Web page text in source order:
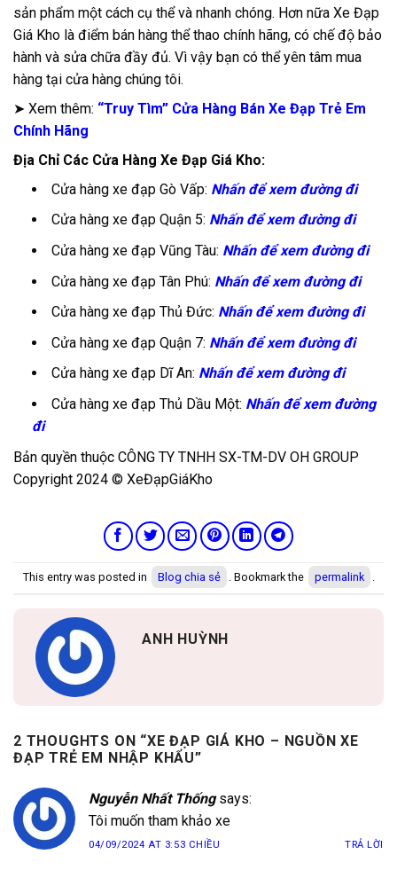
sản phẩm một cách cụ thể và nhanh chóng. Hơn nữa Xe Đạp
Giá Kho là điểm bán hàng thể thao chính hãng, có chế độ bảo
hành và sửa chữa đầy đủ. Vì vậy bạn có thể yên tâm mua
hàng tại cửa hàng chúng tôi.
➤ Xem thêm: “Truy Tìm” Cửa Hàng Bán Xe Đạp Trẻ Em
Chính Hãng
Địa Chỉ Các Cửa Hàng Xe Đạp Giá Kho:
Cửa hàng xe đạp Gò Vấp: Nhấn để xem đường đi
Cửa hàng xe đạp Quận 5: Nhấn để xem đường đi
Cửa hàng xe đạp Vũng Tàu: Nhấn để xem đường đi
Cửa hàng xe đạp Tân Phú: Nhấn để xem đường đi
Cửa hàng xe đạp Thủ Đức: Nhấn để xem đường đi
Cửa hàng xe đạp Quận 7: Nhấn để xem đường đi
Cửa hàng xe đạp Dĩ An: Nhấn để xem đường đi
Cửa hàng xe đạp Thủ Dầu Một: Nhấn để xem đường
đi
Bản quyền thuộc CÔNG TY TNHH SX-TM-DV OH GROUP
Copyright 2024 © XeĐạpGiáKho
This entry was posted in Blog chia sẻ . Bookmark the permalink .
ANH HUỲNH
2 THOUGHTS ON “XE ĐẠP GIÁ KHO – NGUỒN XE
ĐẠP TRẺ EM NHẬP KHẨU”
Nguyễn Nhất Thống says:
Tôi muốn tham khảo xe
04/09/2024 AT 3:53 CHIỀU TRẢ LỜI